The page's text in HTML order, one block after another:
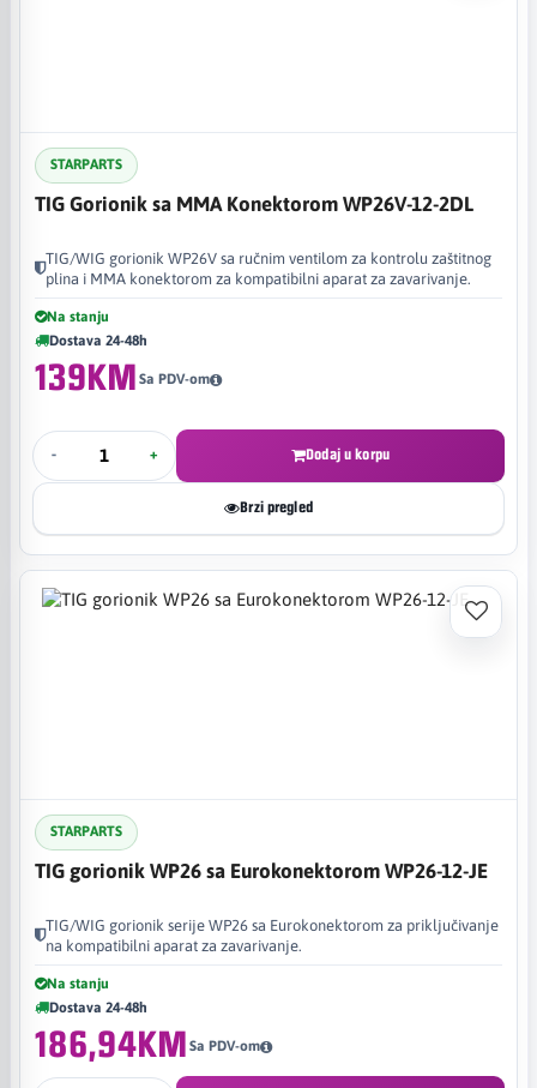
STARPARTS
TIG Gorionik sa MMA Konektorom WP26V-12-2DL
TIG/WIG gorionik WP26V sa ručnim ventilom za kontrolu zaštitnog
plina i MMA konektorom za kompatibilni aparat za zavarivanje.
Na stanju
Dostava 24-48h
139KM Sa PDV-om
- + Dodaj u korpu
Brzi pregled
STARPARTS
TIG gorionik WP26 sa Eurokonektorom WP26-12-JE
TIG/WIG gorionik serije WP26 sa Eurokonektorom za priključivanje
na kompatibilni aparat za zavarivanje.
Na stanju
Dostava 24-48h
186,94KM Sa PDV-om